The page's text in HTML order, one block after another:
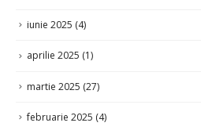
iunie 2025 (4)
aprilie 2025 (1)
martie 2025 (27)
februarie 2025 (4)